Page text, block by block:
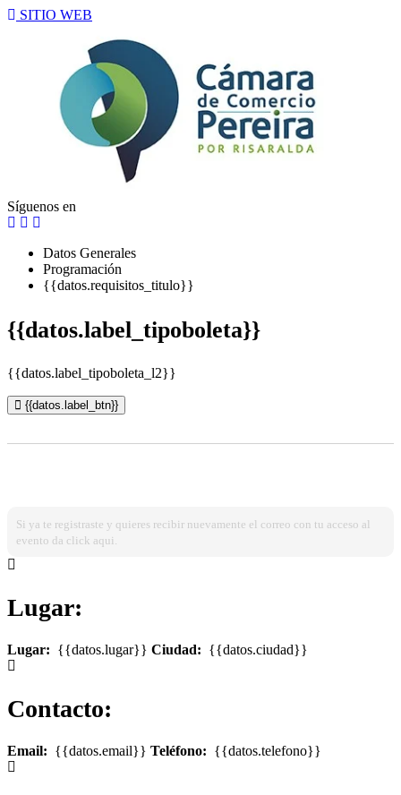
SITIO WEB
Síguenos en
Datos Generales
Programación
{{datos.requisitos_titulo}}
{{datos.label_tipoboleta}}
{{datos.label_tipoboleta_l2}}
{{datos.label_btn}}
Si ya te registraste y quieres recibir nuevamente el correo con tu acceso al
evento da click aqui.
Lugar:
Lugar: {{datos.lugar}} Ciudad: {{datos.ciudad}}
Contacto:
Email: {{datos.email}} Teléfono: {{datos.telefono}}